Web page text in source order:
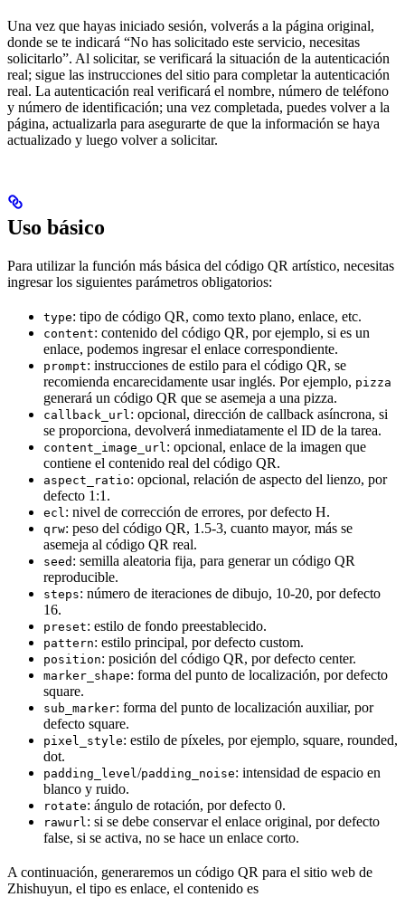
Una vez que hayas iniciado sesión, volverás a la página original,
donde se te indicará “No has solicitado este servicio, necesitas
solicitarlo”. Al solicitar, se verificará la situación de la autenticación
real; sigue las instrucciones del sitio para completar la autenticación
real. La autenticación real verificará el nombre, número de teléfono
y número de identificación; una vez completada, puedes volver a la
página, actualizarla para asegurarte de que la información se haya
actualizado y luego volver a solicitar.
Uso básico
Para utilizar la función más básica del código QR artístico, necesitas
ingresar los siguientes parámetros obligatorios:
type: tipo de código QR, como texto plano, enlace, etc.
content: contenido del código QR, por ejemplo, si es un
enlace, podemos ingresar el enlace correspondiente.
prompt: instrucciones de estilo para el código QR, se
recomienda encarecidamente usar inglés. Por ejemplo, pizza
generará un código QR que se asemeja a una pizza.
callback_url : opcional, dirección de callback asíncrona, si
se proporciona, devolverá inmediatamente el ID de la tarea.
content_image_url : opcional, enlace de la imagen que
contiene el contenido real del código QR.
aspect_ratio: opcional, relación de aspecto del lienzo, por
defecto 1:1.
ecl : nivel de corrección de errores, por defecto H.
qrw: peso del código QR, 1.5-3, cuanto mayor, más se
asemeja al código QR real.
seed : semilla aleatoria fija, para generar un código QR
reproducible.
steps: número de iteraciones de dibujo, 10-20, por defecto
16.
preset: estilo de fondo preestablecido.
pattern: estilo principal, por defecto custom.
position: posición del código QR, por defecto center.
marker_shape: forma del punto de localización, por defecto
square.
sub_marker: forma del punto de localización auxiliar, por
defecto square.
pixel_style: estilo de píxeles, por ejemplo, square, rounded,
dot.
padding_level /padding_noise: intensidad de espacio en
blanco y ruido.
rotate: ángulo de rotación, por defecto 0.
rawurl : si se debe conservar el enlace original, por defecto
false, si se activa, no se hace un enlace corto.
A continuación, generaremos un código QR para el sitio web de
Zhishuyun, el tipo es enlace, el contenido es